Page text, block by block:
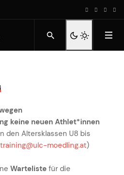
keine neuen Athlet*innen
den Altersklassen U8 bis
training@ulc-moedling.at)
Warteliste für die